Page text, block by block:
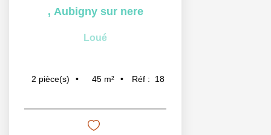
, Aubigny sur nere
Loué
2 pièce(s) 45 m² Réf : 18